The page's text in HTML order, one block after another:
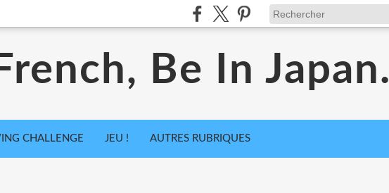
Be In Japan.
CHALLENGE JEU ! AUTRES RUBRIQUES